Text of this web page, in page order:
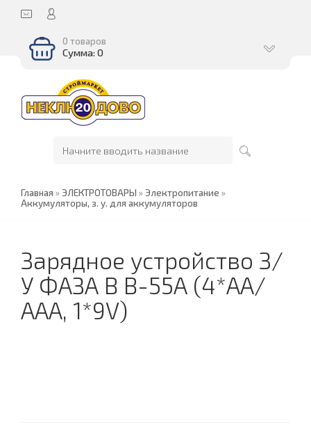
0 товаров
Сумма: 0
Главная »ЭЛЕКТРОТОВАРЫ »Электропитание »
Аккумуляторы, з. у. для аккумуляторов
Зарядное устройство З/
У ФАЗА В В-55А (4*АА/
ААА, 1*9V)